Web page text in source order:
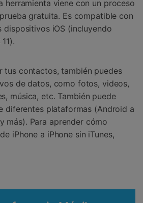
herramienta viene con un proceso
gratuita. Es compatible con
iOS (incluyendo
tus contactos, también puedes
de datos, como fotos, videos,
música, etc. También puede
diferentes plataformas (Android a
más). Para aprender cómo
iPhone a iPhone sin iTunes,